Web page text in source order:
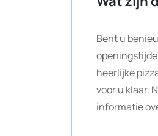
Bent u
heerlijke
voor u klaar.
informatie